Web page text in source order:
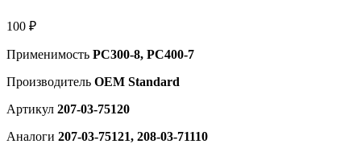
100 ₽
Применимость PC300-8, PC400-7
Производитель OEM Standard
Артикул 207-03-75120
Аналоги 207-03-75121, 208-03-71110